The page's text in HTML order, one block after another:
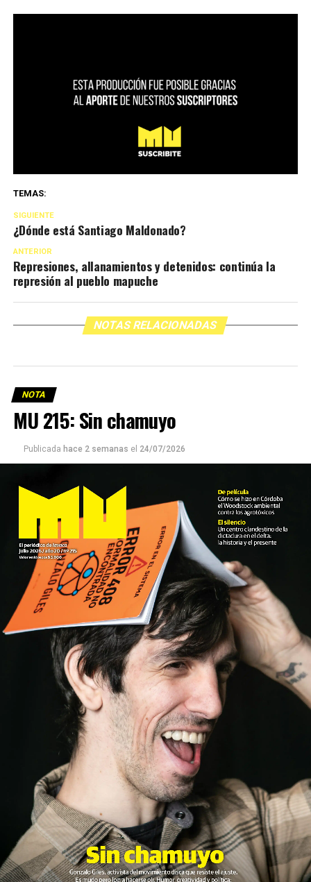
TEMAS:
SIGUIENTE
¿Dónde está Santiago Maldonado?
ANTERIOR
Represiones, allanamientos y detenidos: continúa la
represión al pueblo mapuche
NOTAS RELACIONADAS
NOTA
MU 215: Sin chamuyo
Publicada hace 2 semanas el 24/07/2026